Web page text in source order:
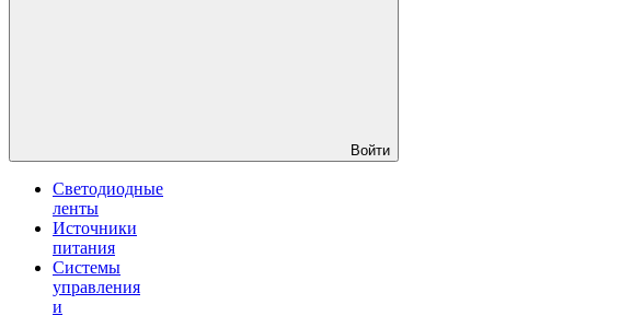
Войти
Светодиодные
ленты
Источники
питания
Системы
управления
и